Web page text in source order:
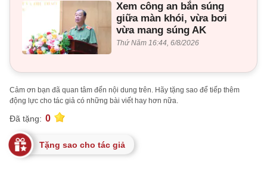
Xem công an bắn súng
giữa màn khói, vừa bơi
vừa mang súng AK
Thứ Năm 16:44, 6/8/2026
Cảm ơn bạn đã quan tâm đến nội dung trên. Hãy tặng sao để tiếp thêm
động lực cho tác giả có những bài viết hay hơn nữa.
Đã tặng: 0
Tặng sao cho tác giả